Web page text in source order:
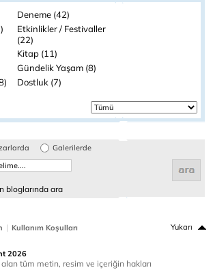
Deneme (42)
Etkinlikler / Festivaller
(22)
Kitap (11)
Gündelik Yaşam (8)
Dostluk (7)
Galerilerde
bloglarında ara
| Kullanım Koşulları Yukarı
2026
alan tüm metin, resim ve içeriğin hakları